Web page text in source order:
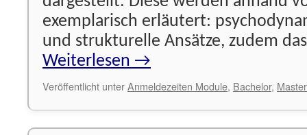
exemplarisch erläutert:
und strukturelle Ansätze, zudem
Weiterlesen →
Veröffentlicht unterAnmeldezeiten Module, Bachelor, Master